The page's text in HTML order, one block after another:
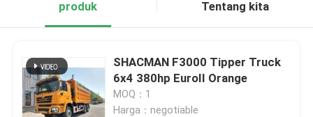
produk Tentang kita
SHACMAN F3000 Tipper Truck
6x4 380hp EuroII Orange
MOQ：1
Harga：negotiable